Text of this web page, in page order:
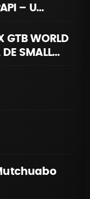
– U
GTB WORLD
DE SMALL